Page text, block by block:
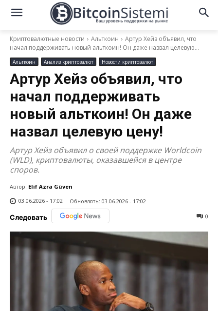
Криптовалютные новости Альткоин
Артур Хейз объявил, что
начал поддерживать новый альткоин! Он даже назвал целевую...
Альткоин Анализ криптовалют Новости криптовалют
Артур Хейз объявил, что
начал поддерживать
новый альткоин! Он даже
назвал целевую цену!
Артур Хейз объявил о своей поддержке Worldcoin
(WLD), криптовалюты, оказавшейся в центре
споров.
Автор: Elif Azra Güven
03.06.2026 - 17:02
Обновлять: 03.06.2026 - 17:02
Следовать 0